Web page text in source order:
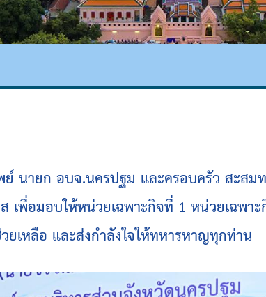
ำเนินงาน
ความโปร่งใส
นายก อบจ.นครปฐม และครอบครัว สะส
เพื่อมอบให้หน่วยเฉพาะกิจที่ 1 หน่วยเฉพ
ยเหลือ และส่งกำลังใจให้ทหารหาญทุกท่าน